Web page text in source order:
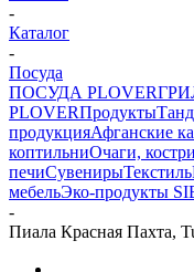
-
Каталог
-
Посуда
ПОСУДА PLOVER
PLOVERПродукты
продукцияАфганские
коптильниОчаги,
печиСувенирыТекстиль
мебельЭко-продукты
-
Пиала Красная Пахта,